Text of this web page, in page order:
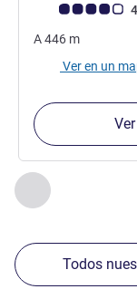
Anterior -
Página ,
Nota de clientes
A446 m
Ver en un
Todos